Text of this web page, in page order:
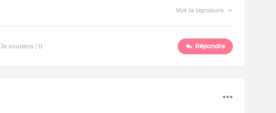
Voir la signature
Je soutiens |0 Répondre